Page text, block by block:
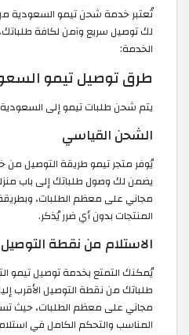
تُعتبر خدمة شحن تيمو السعودية من
لك توصيل سريع وآمن لكافة
الخدمة:
طرق توصيل تيمو
يتم شحن طلبات تيمو إلى السعودية
الشحن القياسي
يُوفر متجر تيمو طريقة التوصيل من
يضمن لك وصول طلباتك إلى باب
مجاني على معظم الطلبات،
المنتجات بدون أي ضرر يُذكر.
الاستلام من نقطة التوصيل
يُمكنك التمتع بخدمة توصيل تيمو
طلباتك من نقطة التوصيل
مجاني على معظم الطلبات، حيث
المناسب والتحكم الكامل في